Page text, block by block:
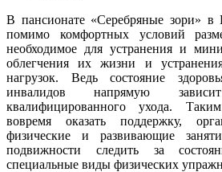
В пансионате «Серебряные зори» в
помимо комфортных условий
необходимое для устранения и
облегчения их жизни и
нагрузок. Ведь состояние
инвалидов напрямую
квалифицированного ухода.
вовремя оказать поддержку,
физические и развивающие
подвижности следить за
специальные виды физических